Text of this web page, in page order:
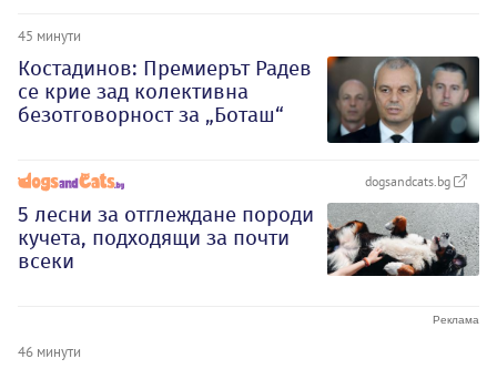
45 минути
Костадинов: Премиерът Радев
се крие зад колективна
безотговорност за „Боташ“
dogsandcats.bg
5 лесни за отглеждане породи
кучета, подходящи за почти
всеки
46 минути